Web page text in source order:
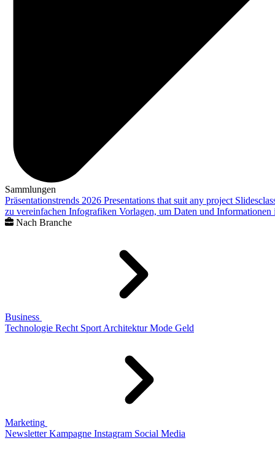
Sammlungen
Präsentationstrends 2026 Presentations that suit any project
zu vereinfachen Infografiken Vorlagen, um Daten und
Nach Branche
Business
Technologie Recht Sport Architektur Mode Geld
Marketing
Newsletter Kampagne Instagram Social Media